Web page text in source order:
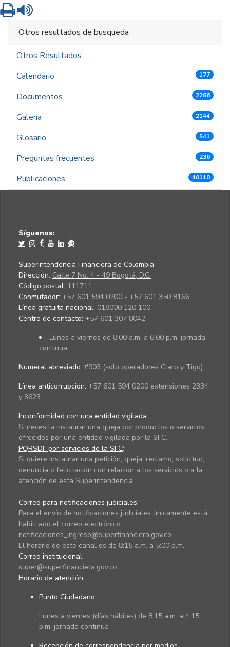
Imprimir
Otros resultados de busqueda
Otros Resultados
Calendario
177
Documentos 2286
Galería 2144
Glosario 541
Preguntas frecuentes 236
Publicaciones 40110
Síguenos:
Superintendencia Financiera de Colombia
Dirección: Calle 7 No. 4 - 49 Bogotá, D.C.
Código postal: 111711
Conmutador: +57 601 594 0200 - +57 601 350 8166
Línea gratuita nacional: 018000 120 100
Centro de contacto: +57 601 307 8042
Lunes a viernes de 8:00 a.m. a 6:00 p.m. jornada
continua.
Numeral abreviado: #903 (solo operadores Claro y Tigo)
Línea anticorrupción: +57 601 594 0200 extensiones 2334
y 3623
Inconformidad con una entidad vigilada:
Si necesita instaurar una queja por productos o servicios
ofrecidos por una entidad vigilada por la SFC.
PQRSDF por servicios de la SFC:
Si quiere instaurar una petición, queja, reclamo, solicitud,
denuncia o felicitación con relación a los servicios o a la
atención de esta Superintendencia.
Correo para notificaciones judiciales:
Para el envío de notificaciones judiciales únicamente está
habilitado el correo electrónico
notificaciones_ingreso@superfinanciera.gov.co
El horario de este canal es de 8:15 a.m. a 5:00 p.m.
Correo institucional:
super@superfinanciera.gov.co
Horario de atención
Punto Ciudadano:
Lunes a viernes (días hábiles) de 8:15 a.m. a 4:15
p.m. jornada continua